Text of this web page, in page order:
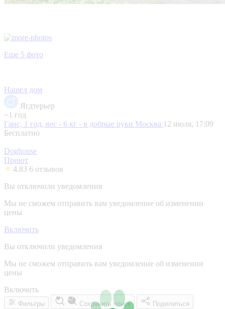
Еще 5 фото
Нашел дом
Ягдтерьер
~1 год
Ганс, 1 год, вес - 6 кг - в добрые руки Москва 12 июля, 17:09
Бесплатно
Doghouse
Приют
4.83 6 отзывов
Вы отключили уведомления
Мы не сможем отправить вам уведомление об изменении
цены
Включить
Вы отключили уведомления
Мы не сможем отправить вам уведомление об изменении
цены
Включить
Фильтры Сохранить поиск Поделиться